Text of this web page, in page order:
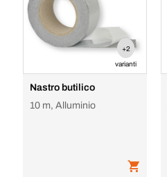
+2
varianti
Nastro butilico
10 m, Alluminio